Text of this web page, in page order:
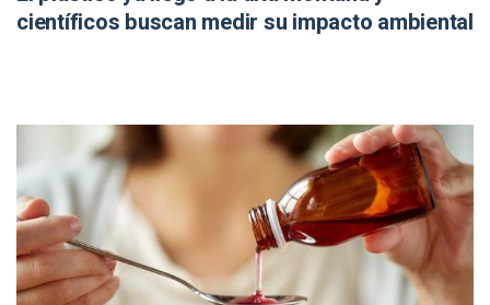
científicos buscan medir su impacto ambiental